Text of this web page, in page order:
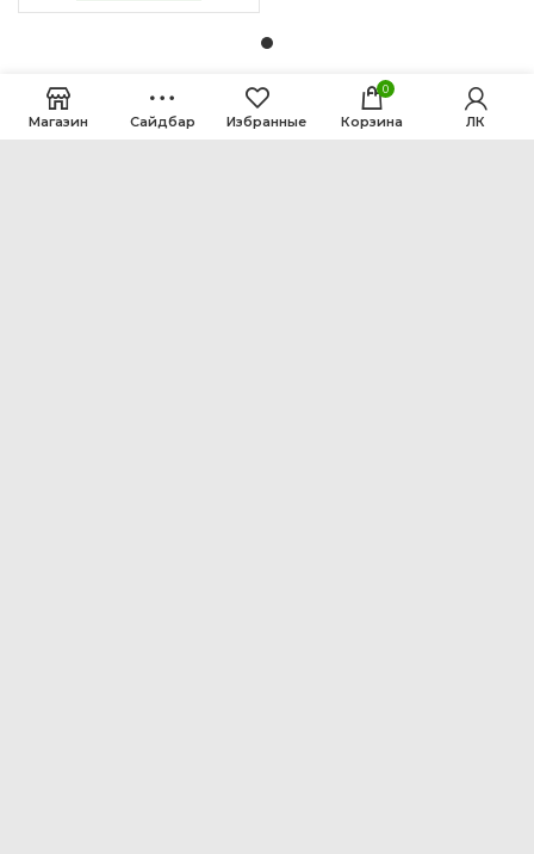
Магазин Сайдбар Избранные
0
Корзина ЛК